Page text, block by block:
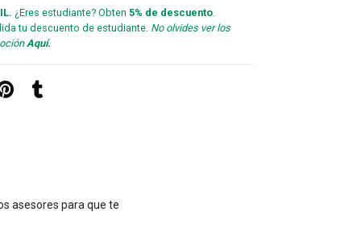
¿Eres estudiante? Obten 5% de descuento.
tu descuento de estudiante. No olvides ver los
Aquí.
asesores para que te